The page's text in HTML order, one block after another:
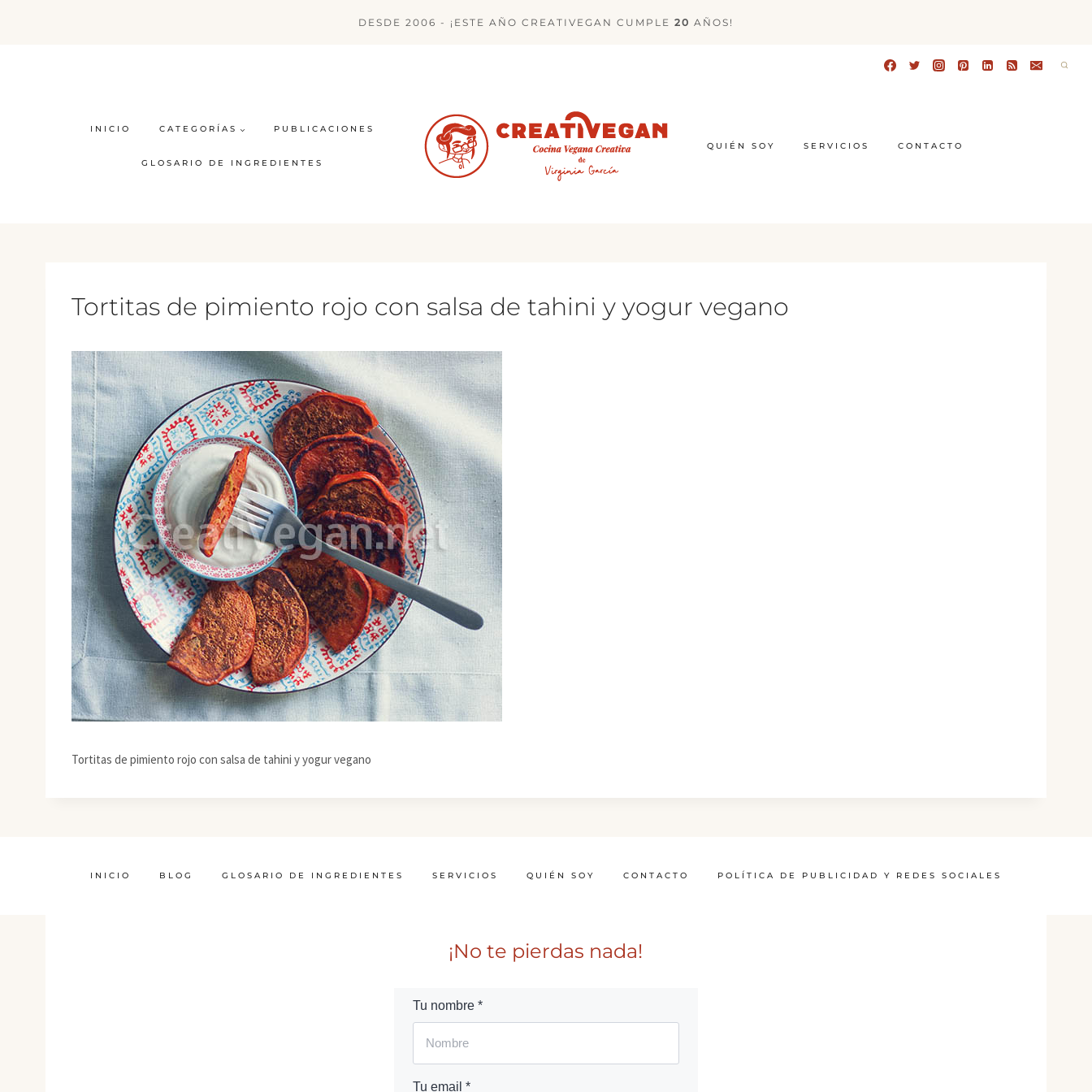
DESDE 2006 - ¡ESTE AÑO CREATIVEGAN CUMPLE 20 AÑOS!
INICIO CATEGORÍAS PUBLICACIONES
GLOSARIO DE INGREDIENTES
QUIÉN SOY SERVICIOS CONTACTO
Tortitas de pimiento rojo con salsa de tahini y yogur vegano
Tortitas de pimiento rojo con salsa de tahini y yogur vegano
INICIO BLOG GLOSARIO DE INGREDIENTES SERVICIOS QUIÉN SOY CONTACTO POLÍTICA DE PUBLICIDAD Y REDES SOCIALES
¡No te pierdas nada!
Tu nombre *
Tu email *